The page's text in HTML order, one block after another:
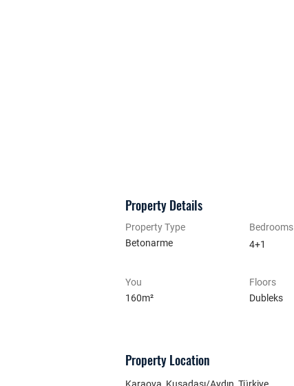
Property Details
Property Type
Betonarme
Bedrooms
4+1
You
160m²
Floors
Dubleks
Property Location